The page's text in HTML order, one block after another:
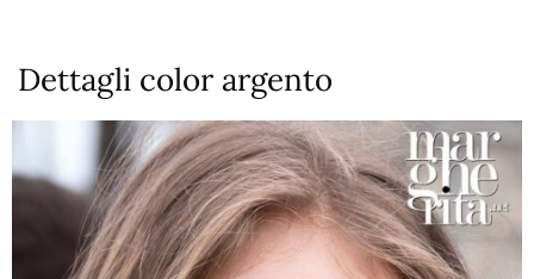
Dettagli color argento